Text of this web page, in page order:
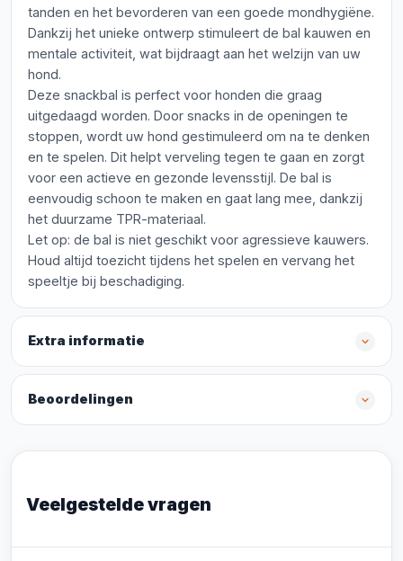
tanden en het bevorderen van een goede mondhygiëne.
Dankzij het unieke ontwerp stimuleert de bal kauwen en
mentale activiteit, wat bijdraagt aan het welzijn van uw
hond.
Deze snackbal is perfect voor honden die graag
uitgedaagd worden. Door snacks in de openingen te
stoppen, wordt uw hond gestimuleerd om na te denken
en te spelen. Dit helpt verveling tegen te gaan en zorgt
voor een actieve en gezonde levensstijl. De bal is
eenvoudig schoon te maken en gaat lang mee, dankzij
het duurzame TPR-materiaal.
Let op: de bal is niet geschikt voor agressieve kauwers.
Houd altijd toezicht tijdens het spelen en vervang het
speeltje bij beschadiging.
Extra informatie
Beoordelingen
Veelgestelde vragen